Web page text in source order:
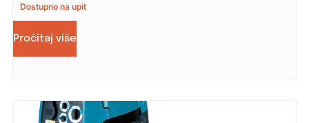
Dostupno na upit
Pročitaj više